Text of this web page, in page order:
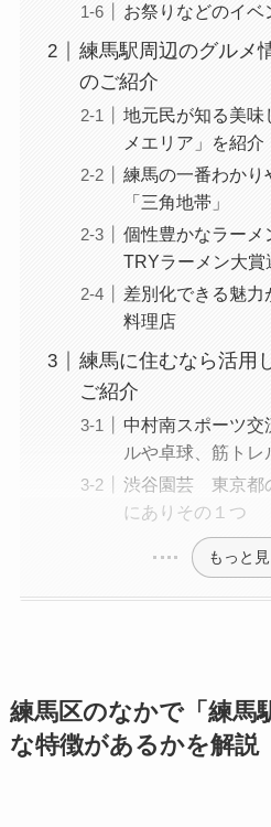
お祭りなどのイベ
練馬駅周辺のグルメ
のご紹介
地元民が知る美味
メエリア」を紹介
練馬の一番わかり
「三角地帯」
個性豊かなラーメ
TRYラーメン大賞
差別化できる魅力
料理店
練馬に住むなら活用
ご紹介
中村南スポーツ交
ルや卓球、筋トレ
渋谷園芸 東京都
にありその１つ
もっと
練馬区のなかで「練馬
な特徴があるかを解説